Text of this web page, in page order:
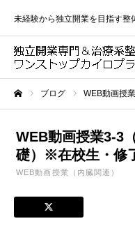
未経験から独立開業を目指す整
ブログ WEB動画授
WEB動画授業3-3
礎）※在校生・修
WEB動画授業（内臓関連）